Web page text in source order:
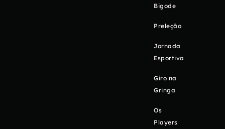
Bigode
Preleção
Jornada
Esportiva
Giro na
Gringa
Os
Players